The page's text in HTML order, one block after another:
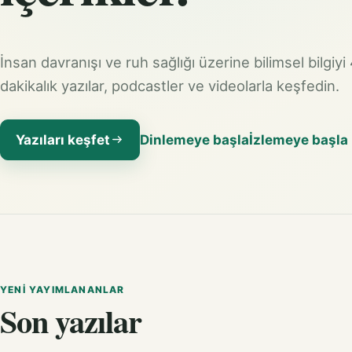
İnsan davranışı ve ruh sağlığı üzerine bilimsel bilgiyi
dakikalık yazılar, podcastler ve videolarla keşfedin.
Yazıları keşfet Dinlemeye başlaİzlemeye başla
YENI YAYIMLANANLAR
Son yazılar